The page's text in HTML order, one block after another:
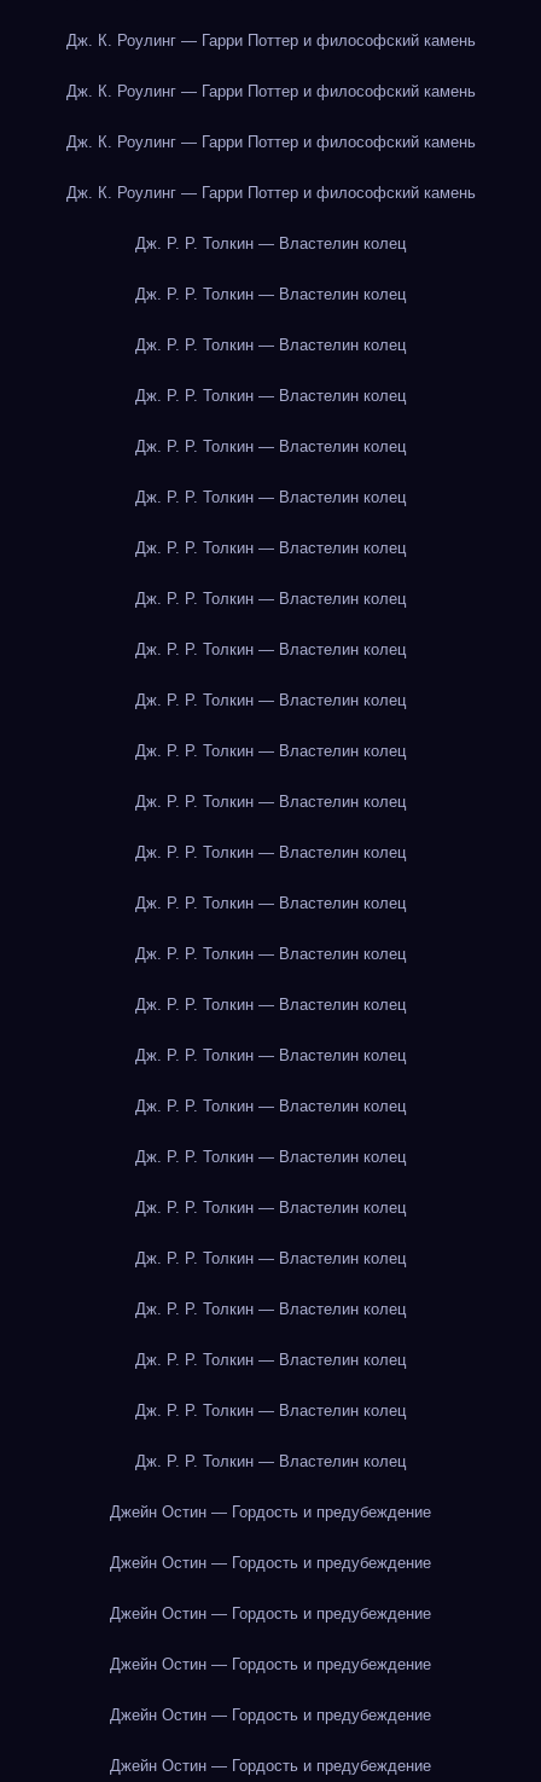
Дж. К. Роулинг — Гарри Поттер и философский камень
Дж. К. Роулинг — Гарри Поттер и философский камень
Дж. К. Роулинг — Гарри Поттер и философский камень
Дж. К. Роулинг — Гарри Поттер и философский камень
Дж. Р. Р. Толкин — Властелин колец
Дж. Р. Р. Толкин — Властелин колец
Дж. Р. Р. Толкин — Властелин колец
Дж. Р. Р. Толкин — Властелин колец
Дж. Р. Р. Толкин — Властелин колец
Дж. Р. Р. Толкин — Властелин колец
Дж. Р. Р. Толкин — Властелин колец
Дж. Р. Р. Толкин — Властелин колец
Дж. Р. Р. Толкин — Властелин колец
Дж. Р. Р. Толкин — Властелин колец
Дж. Р. Р. Толкин — Властелин колец
Дж. Р. Р. Толкин — Властелин колец
Дж. Р. Р. Толкин — Властелин колец
Дж. Р. Р. Толкин — Властелин колец
Дж. Р. Р. Толкин — Властелин колец
Дж. Р. Р. Толкин — Властелин колец
Дж. Р. Р. Толкин — Властелин колец
Дж. Р. Р. Толкин — Властелин колец
Дж. Р. Р. Толкин — Властелин колец
Дж. Р. Р. Толкин — Властелин колец
Дж. Р. Р. Толкин — Властелин колец
Дж. Р. Р. Толкин — Властелин колец
Дж. Р. Р. Толкин — Властелин колец
Дж. Р. Р. Толкин — Властелин колец
Дж. Р. Р. Толкин — Властелин колец
Джейн Остин — Гордость и предубеждение
Джейн Остин — Гордость и предубеждение
Джейн Остин — Гордость и предубеждение
Джейн Остин — Гордость и предубеждение
Джейн Остин — Гордость и предубеждение
Джейн Остин — Гордость и предубеждение